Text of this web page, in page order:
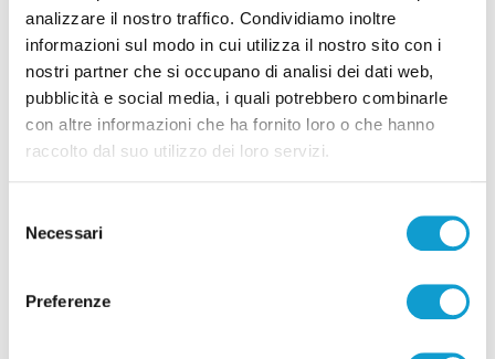
analizzare il nostro traffico. Condividiamo inoltre
informazioni sul modo in cui utilizza il nostro sito con i
nostri partner che si occupano di analisi dei dati web,
pubblicità e social media, i quali potrebbero combinarle
con altre informazioni che ha fornito loro o che hanno
raccolto dal suo utilizzo dei loro servizi.
delNecessari
Preferenze
Correlati